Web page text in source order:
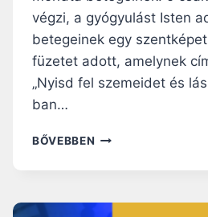
végzi, a gyógyulást Isten
betegeinek egy
füzetet adott, amelynek
„Nyisd fel szemeidet és
ban…
BŐVEBBEN DR.
HERCEG: